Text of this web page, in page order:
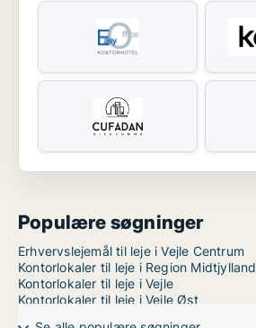
Populære søgninger
Erhvervslejemål til leje i Vejle Centrum
Kontorlokaler til leje i Region Midtjylland
Kontorlokaler til leje i Vejle
Kontorlokaler til leje i Vejle Øst